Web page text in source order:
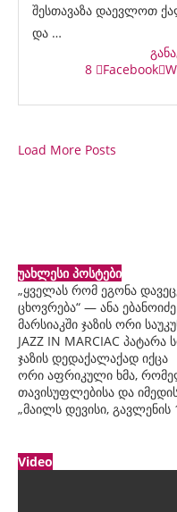
შესთავაზა დაევლოთ
და …
8
Facebook
Load More Posts
უახლესი პოსტები
„ყველას რომ ეგონა
ცხოვრება“ — ანა ებანოიძე
მარსიაკში ჯაზის ორი
JAZZ IN MARCIAC
ჯაზის დედაქალაქად იქცა
ორი აფრიკული ხმა,
თავისუფლებისა და
„მაილს დევისი, გავლენის
Video